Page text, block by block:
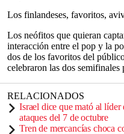
Los finlandeses, favoritos,
Los neófitos que quieran
interacción entre el pop y la
dos de los favoritos del
celebraron las dos
RELACIONADOS
Israel dice que mató al
ataques del 7 de octubre
Tren de mercancías choca